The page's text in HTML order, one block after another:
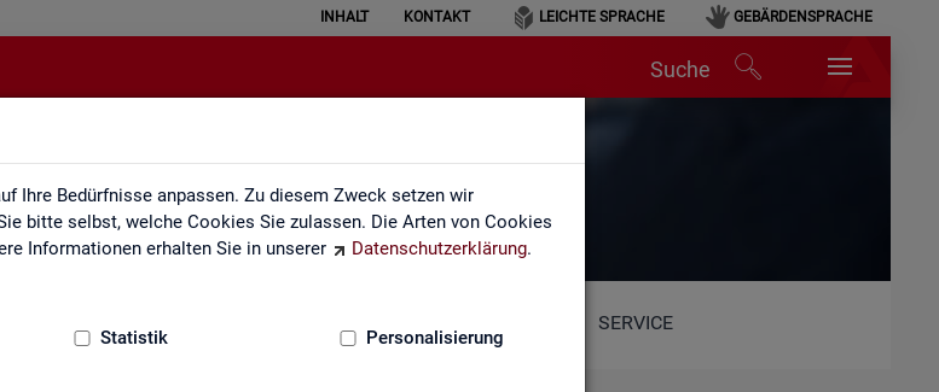
Ihre Bedürfnisse anpassen. Zu diesem Zweck setzen wir
bitte selbst, welche Cookies Sie zulassen. Die Arten von Cookies
Informationen erhalten Sie in unserer
Datenschutzerklärung.
Statistik Personalisierung
INHALT KONTAKT LEICHTE SPRACHE GEBÄRDENSPRACHE
Suche
Statistiken
SERVICE